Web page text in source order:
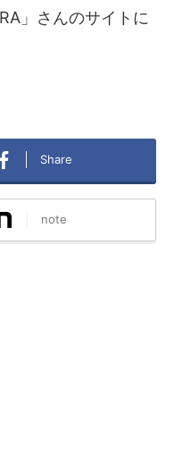
」さんのサイトに
Share
note